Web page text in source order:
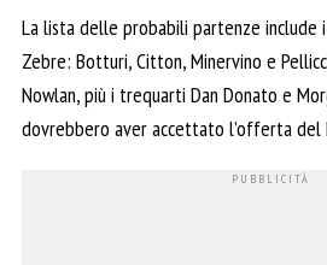
La lista delle probabili partenze include
Zebre: Botturi, Citton, Minervino e
Nowlan, più i trequarti Dan Donato e
dovrebbero aver accettato l’offerta del